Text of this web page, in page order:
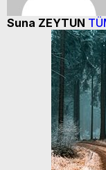
Suna ZEYTUN